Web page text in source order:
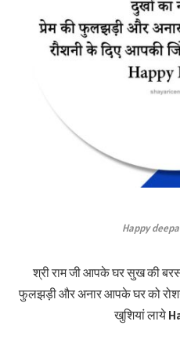
Happy
श्री राम जी आपके घर सुख की
फुलझड़ी और अनार आपके घर को
खुशियां लाये